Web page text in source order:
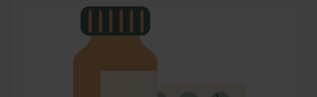
Lista: . Innehåller 1 objekt.